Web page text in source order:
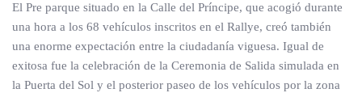
El Pre parque situado en la Calle del Príncipe, que acogió durante
una hora a los 68 vehículos inscritos en el Rallye, creó también
una enorme expectación entre la ciudadanía viguesa. Igual de
exitosa fue la celebración de la Ceremonia de Salida simulada en
la Puerta del Sol y el posterior paseo de los vehículos por la zona